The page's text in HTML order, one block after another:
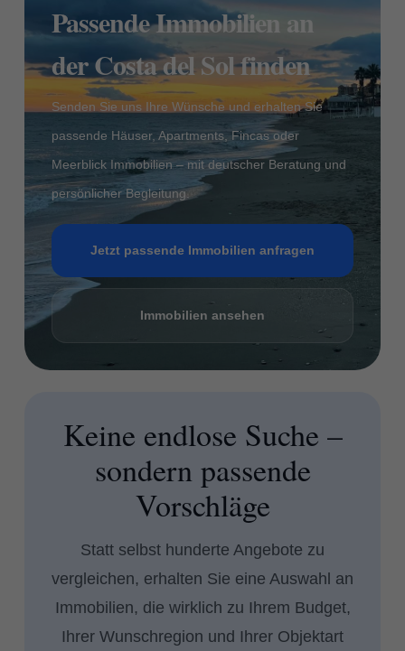
Passende Immobilien an
der Costa del Sol finden
Senden Sie uns Ihre Wünsche und erhalten Sie
passende Häuser, Apartments, Fincas oder
Meerblick Immobilien – mit deutscher Beratung und
persönlicher Begleitung.
Jetzt passende Immobilien anfragen
Immobilien ansehen
Keine endlose Suche –
sondern passende
Vorschläge
Statt selbst hunderte Angebote zu
vergleichen, erhalten Sie eine Auswahl an
Immobilien, die wirklich zu Ihrem Budget,
Ihrer Wunschregion und Ihrer Objektart